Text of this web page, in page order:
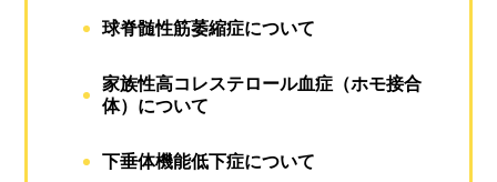
球脊髄性筋萎縮症について
家族性高コレステロール血症（ホモ接合
体）について
下垂体機能低下症について